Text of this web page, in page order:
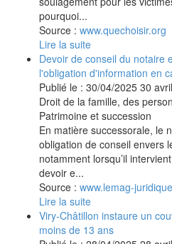
pourquoi...
Source : www.quechoisir.org
Lire la suite
Devoir de conseil du notaire
l'obligation d'information en
Publié le : 30/04/2025 30 avril
Droit de la famille, des
Patrimoine et succession
En matière successorale, le
obligation de conseil envers
notamment lorsqu’il
devoir e...
Source : www.lemag-
Lire la suite
Viry-Châtillon instaure un
moins de 13 ans